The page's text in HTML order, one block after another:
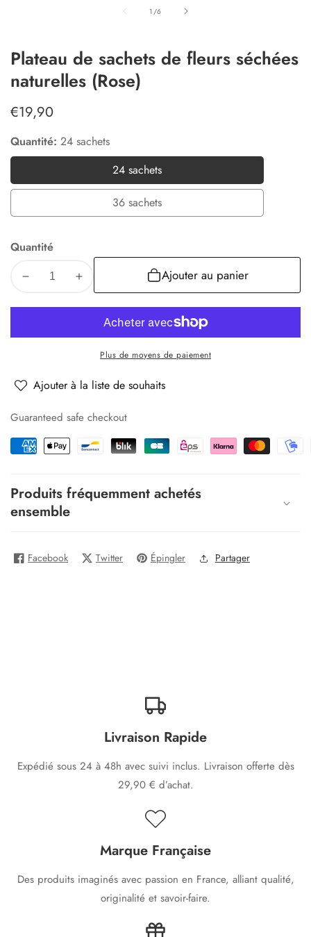
1 /de
6
Plateau de sachets de fleurs séchées
naturelles (Rose)
Prix
habituel
€19,90
Quantité: 24 sachets
24 sachets
24
sachets
36 sachets
36
Quantité
Diminuer
sachets
fleurs
naturelles
Augmenter
quantité
sachets
fleurs
naturelles
Ajouter au panier
Plus de moyens de paiement
Ajouter à la liste de souhaits
Guaranteed safe checkout
Produits fréquemment achetés
ensemble
Facebook Twitter Épingler Partager
Livraison Rapide
Expédié sous 24 à 48h avec suivi inclus. Livraison offerte dès
29,90 € d’achat.
Marque Française
Des produits imaginés avec passion en France, alliant qualité,
originalité et savoir-faire.